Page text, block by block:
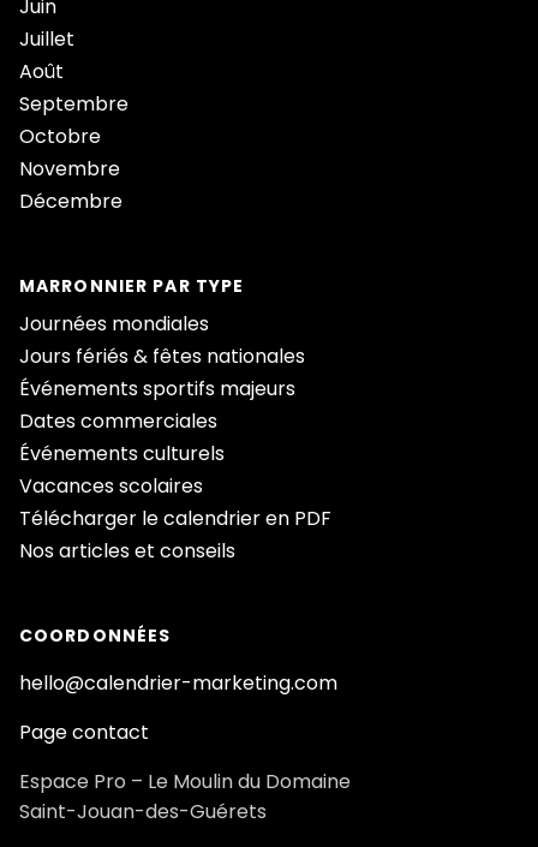
Juin
Juillet
Août
Septembre
Octobre
Novembre
Décembre
MARRONNIER PAR TYPE
Journées mondiales
Jours fériés & fêtes nationales
Événements sportifs majeurs
Dates commerciales
Événements culturels
Vacances scolaires
Télécharger le calendrier en PDF
Nos articles et conseils
COORDONNÉES
hello@calendrier-marketing.com
Page contact
Espace Pro – Le Moulin du Domaine
Saint-Jouan-des-Guérets